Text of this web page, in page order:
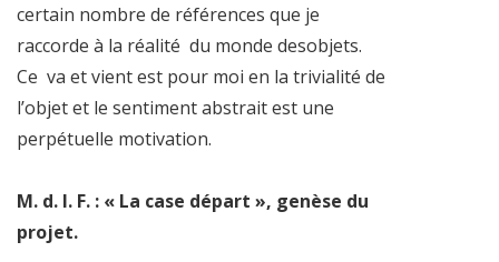
certain nombre de références que je
raccorde à la réalité du monde desobjets.
Ce va et vient est pour moi en la trivialité de
l’objet et le sentiment abstrait est une
perpétuelle motivation.
M. d. l. F. : « La case départ », genèse du
projet.